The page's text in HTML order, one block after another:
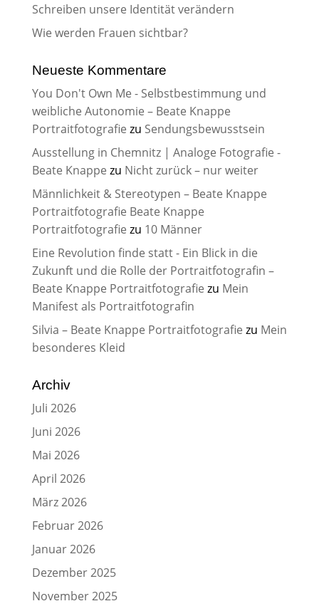
Schreiben unsere Identität verändern
Wie werden Frauen sichtbar?
Neueste Kommentare
You Don't Own Me - Selbstbestimmung und
weibliche Autonomie – Beate Knappe
Portraitfotografie zu Sendungsbewusstsein
Ausstellung in Chemnitz | Analoge Fotografie -
Beate Knappe zu Nicht zurück – nur weiter
Männlichkeit & Stereotypen – Beate Knappe
Portraitfotografie Beate Knappe
Portraitfotografie zu 10 Männer
Eine Revolution finde statt - Ein Blick in die
Zukunft und die Rolle der Portraitfotografin –
Beate Knappe Portraitfotografie zu Mein
Manifest als Portraitfotografin
Silvia – Beate Knappe Portraitfotografie zu Mein
besonderes Kleid
Archiv
Juli 2026
Juni 2026
Mai 2026
April 2026
März 2026
Februar 2026
Januar 2026
Dezember 2025
November 2025